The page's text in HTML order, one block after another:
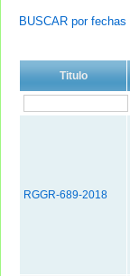
BUSCAR por fechas
Titulo
RGGR-689-2018